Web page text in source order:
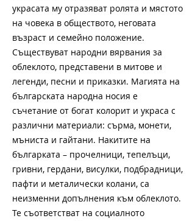
украсата му отразяват ролята и мястото
на човека в обществото, неговата
възраст и семейно положение.
Съществуват народни вярвания за
облеклото, представени в митове и
легенди, песни и приказки. Магията на
българската народна носия е
съчетание от богат колорит и украса с
различни материали: сърма, монети,
мъниста и гайтани. Накитите на
българката – прочелници, тепелъци,
гривни, гердани, висулки, подбрадници,
пафти и металически колани, са
неизменни допълнения към облеклото.
Те съответстват на социалното